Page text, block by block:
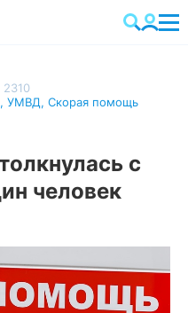
2310
, УМВД, Скорая помощь
с
человек